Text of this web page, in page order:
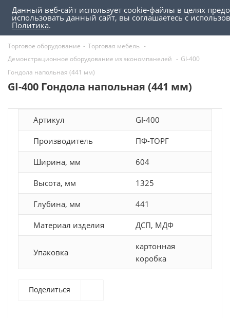
0
0
Торговое оборудование - Торговая мебель -
Демонстрационное оборудование из экономпанелей - GI-400
Гондола напольная (441 мм)
GI-400 Гондола напольная (441 мм)
Артикул GI-400
Производитель ПФ-ТОРГ
Ширина, мм 604
Высота, мм 1325
Глубина, мм 441
Материал изделия ДСП, МДФ
Упаковка
картонная
коробка
Поделиться
Данный веб-сайт использует cookie-файлы в целях
использовать данный сайт, вы соглашаетесь с
Политика.